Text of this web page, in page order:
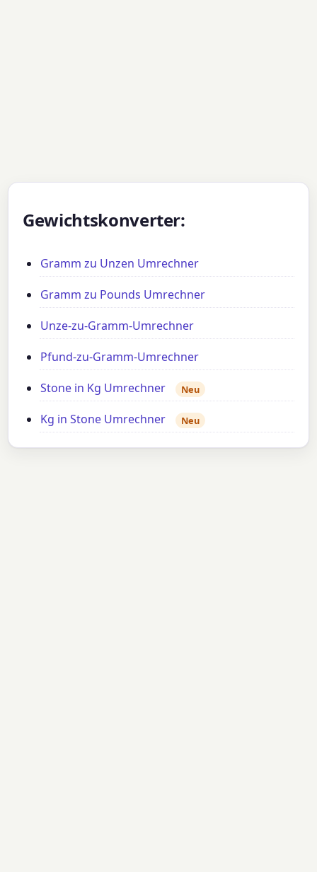
Gewichtskonverter:
Gramm zu Unzen Umrechner
Gramm zu Pounds Umrechner
Unze-zu-Gramm-Umrechner
Pfund-zu-Gramm-Umrechner
Stone in Kg Umrechner
Neu
Kg in Stone Umrechner Neu